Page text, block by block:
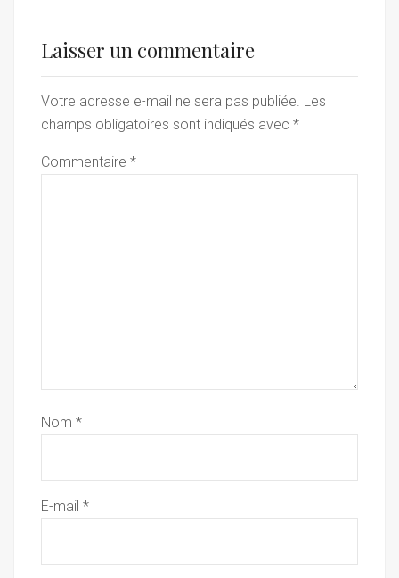
Laisser un commentaire
Votre adresse e-mail ne sera pas publiée. Les
champs obligatoires sont indiqués avec *
Commentaire *
Nom *
E-mail *